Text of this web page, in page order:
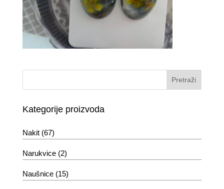
Kategorije proizvoda
Nakit (67)
Narukvice (2)
Naušnice (15)